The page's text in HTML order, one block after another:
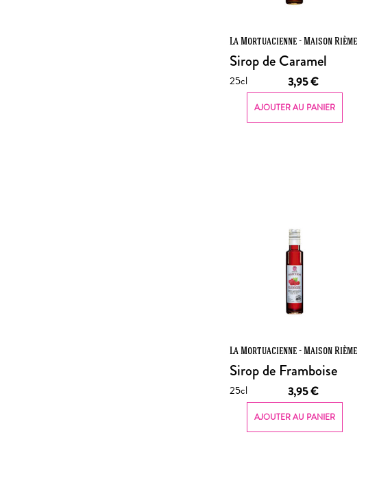
La Mortuacienne - Maison Rième
Sirop de Caramel
25cl 3,95€
AJOUTER AU PANIER
La Mortuacienne - Maison Rième
Sirop de Framboise
25cl 3,95€
AJOUTER AU PANIER